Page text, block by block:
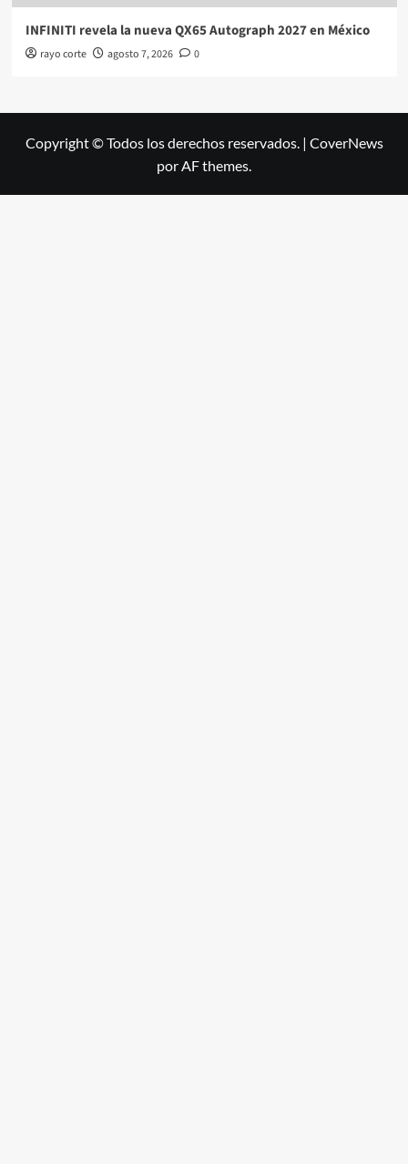
INFINITI revela la nueva QX65 Autograph 2027 en México
rayo corte agosto 7, 2026 0
Copyright © Todos los derechos reservados. | CoverNews
por AF themes.